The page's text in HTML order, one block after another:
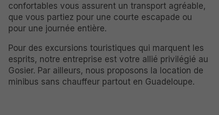
confortables vous assurent un transport agréable,
que vous partiez pour une courte escapade ou
pour une journée entière.
Pour des excursions touristiques qui marquent les
esprits, notre entreprise est votre allié privilégié au
Gosier. Par ailleurs, nous proposons la location de
minibus sans chauffeur partout en Guadeloupe.